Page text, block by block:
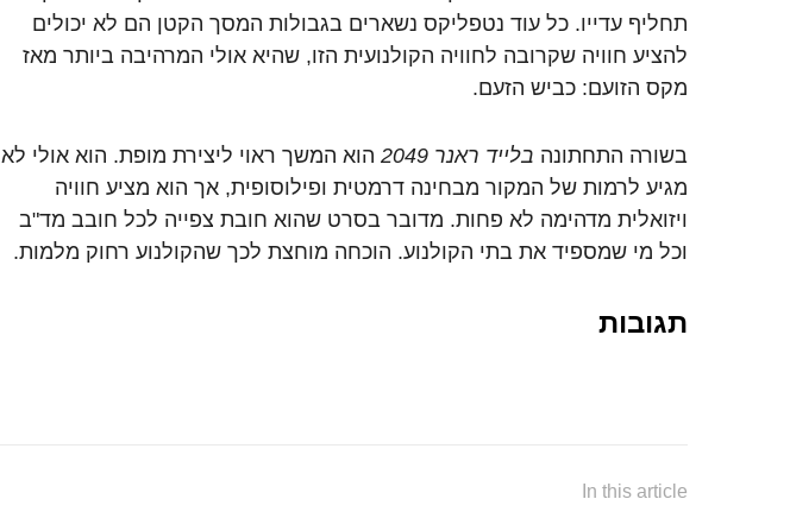
תחליף עדייו. כל עוד נטפליקס נשארים בגבולות המסך הקטן הם לא יכולים
להציע חוויה שקרובה לחוויה הקולנועית הזו, שהיא אולי המרהיבה ביותר מאז
מקס הזועם: כביש הזעם.
בשורה התחתונה בלייד ראנר 2049
הוא המשך ראוי ליצירת מופת. הוא אולי לא
מגיע לרמות של המקור מבחינה דרמטית ופילוסופית, אך הוא מציע חוויה
ויזואלית מדהימה לא פחות. מדובר בסרט שהוא חובת צפייה לכל חובב מד"ב
וכל מי שמספיד את בתי הקולנוע. הוכחה מוחצת לכך שהקולנוע רחוק מלמות.
תגובות
In this article